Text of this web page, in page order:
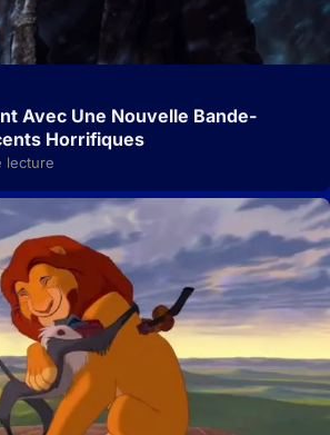
Avec Une Nouvelle Bande-
Horrifiques
lecture